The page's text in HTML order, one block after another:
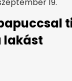
lakást